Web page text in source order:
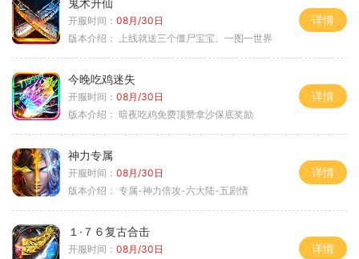
开服时间： 08月/30日
版本介绍：
上线就送三个僵尸宝宝、一图一世界
详情
今晚吃鸡迷失
开服时间： 08月/30日
版本介绍： 暗夜吃鸡免费顶赞拿沙保底奖励
详情
神力专属
开服时间： 08月/30日
版本介绍： 专属-神力倍攻-六大陆-五剧情
详情
１·７６复古合击
开服时间： 08月/30日
详情